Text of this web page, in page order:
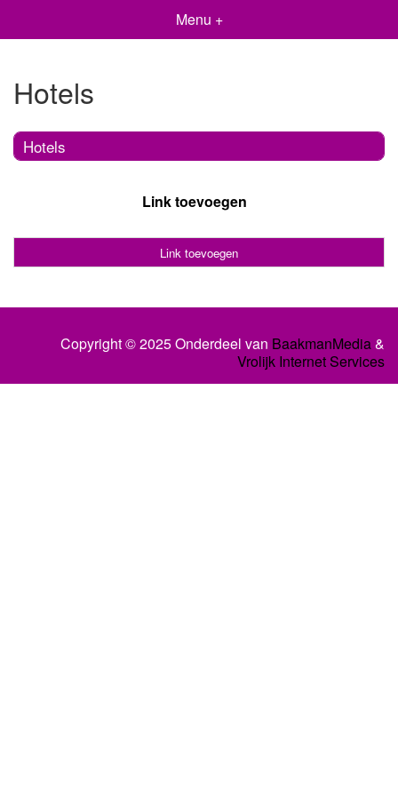
Menu +
Hotels
Hotels
Link toevoegen
Link toevoegen
Copyright © 2025 Onderdeel van BaakmanMedia&
Vrolijk Internet Services